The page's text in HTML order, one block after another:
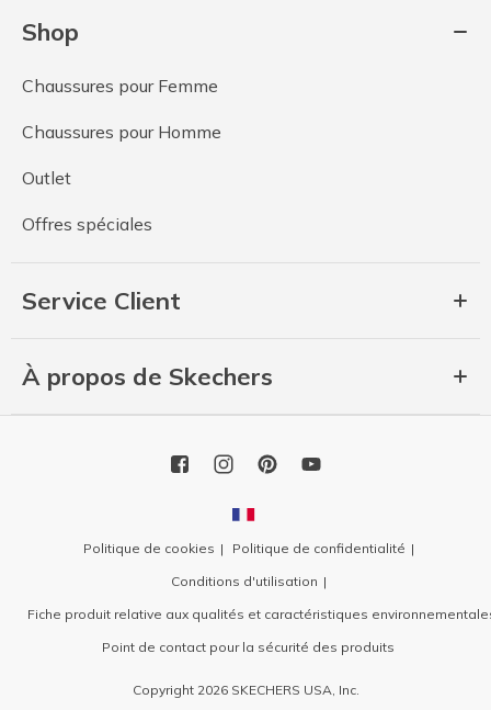
Shop
Chaussures pour Femme
Chaussures pour Homme
Outlet
Offres spéciales
Service Client
À propos de Skechers
Politique de cookies
Politique de confidentialité
Conditions d'utilisation
Fiche produit relative aux qualités et caractéristiques
Point de contact pour la sécurité des produits
Copyright 2026 SKECHERS USA, Inc.